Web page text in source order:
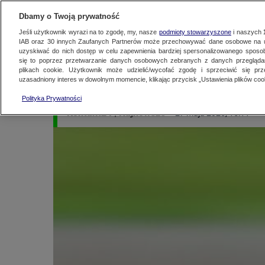
KONTAKT24
MATERIAŁ UŻYTKOWNIKA
Grad, Kopytowa
Kontakt24|Najnowsze 27 maja 2026, 15:11
Dbamy o Twoją prywatność
Jeśli użytkownik wyrazi na to zgodę, my, nasze podmioty stowarzyszonei naszych
IAB oraz 30innych Zaufanych Partnerów może przechowywać dane osobowe na
uzyskiwać do nich dostęp w celu zapewnienia bardziej spersonalizowanego
się to poprzez przetwarzanie danych osobowych zebranych z danych
plikach cookie. Użytkownik może udzielić/wycofać zgodę i sprzeciwić się
uzasadniony interes w dowolnym momencie, klikając przycisk „Ustawienia plików
Polityka Prywatności